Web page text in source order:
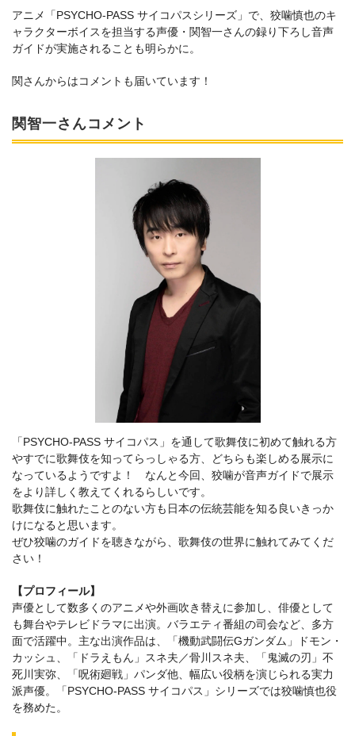
アニメ「PSYCHO-PASS サイコパスシリーズ」で、狡噛慎也のキ
ャラクターボイスを担当する声優・関智一さんの録り下ろし音声
ガイドが実施されることも明らかに。
関さんからはコメントも届いています！
関智一さんコメント
「PSYCHO-PASS サイコパス」を通して歌舞伎に初めて触れる方
やすでに歌舞伎を知ってらっしゃる方、どちらも楽しめる展示に
なっているようですよ！ なんと今回、狡噛が音声ガイドで展示
をより詳しく教えてくれるらしいです。
歌舞伎に触れたことのない方も日本の伝統芸能を知る良いきっか
けになると思います。
ぜひ狡噛のガイドを聴きながら、歌舞伎の世界に触れてみてくだ
さい！
【プロフィール】
声優として数多くのアニメや外画吹き替えに参加し、俳優として
も舞台やテレビドラマに出演。バラエティ番組の司会など、多方
面で活躍中。主な出演作品は、「機動武闘伝Gガンダム」ドモン・
カッシュ、「ドラえもん」スネ夫／骨川スネ夫、「鬼滅の刃」不
死川実弥、「呪術廻戦」パンダ他、幅広い役柄を演じられる実力
派声優。「PSYCHO-PASS サイコパス」シリーズでは狡噛慎也役
を務めた。